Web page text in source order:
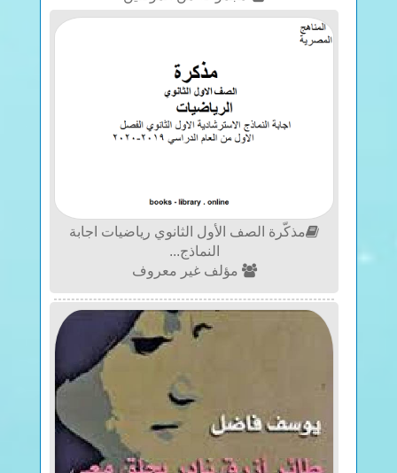
مذكّرة الصف الأول الثانوي رياضيات اجابة
النماذج...
مؤلف غير معروف